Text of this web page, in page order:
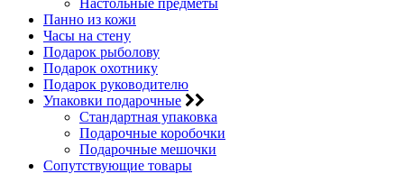
Настольные предметы
Панно из кожи
Часы на стену
Подарок рыболову
Подарок охотнику
Подарок руководителю
Упаковки подарочные
Стандартная упаковка
Подарочные коробочки
Подарочные мешочки
Сопутствующие товары